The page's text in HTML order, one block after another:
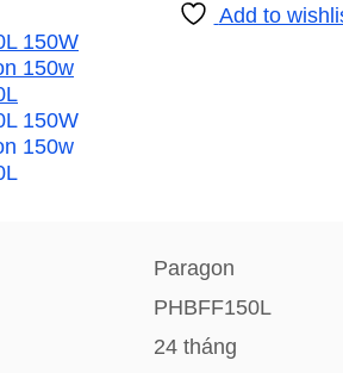
Add to
Paragon
PHBFF150L
24 tháng